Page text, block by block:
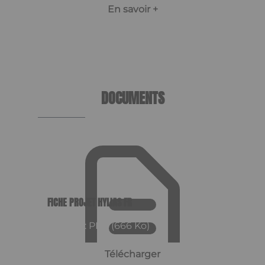
En savoir +
DOCUMENTS
FICHE PROJET HYLIAS FR
Format : PDF (666 Ko)
Télécharger